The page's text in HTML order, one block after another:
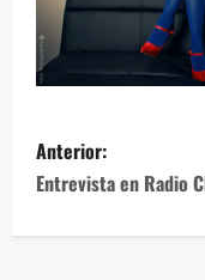
Anterior:
Entrevista en Radio